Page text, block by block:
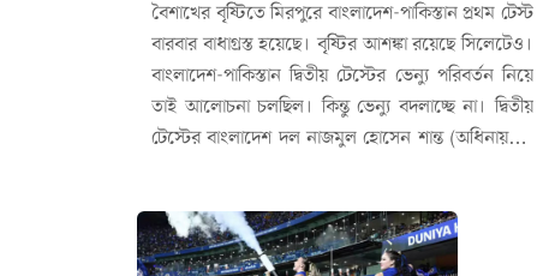
বৈশাখের বৃষ্টিতে মিরপুরে বাংলাদেশ-পাকিস্তান প্রথম টেস্ট
বারবার বাধাগ্রস্ত হয়েছে। বৃষ্টির আশঙ্কা রয়েছে সিলেটেও।
বাংলাদেশ-পাকিস্তান দ্বিতীয় টেস্টের ভেন্যু পরিবর্তন নিয়ে
তাই আলোচনা চলছিল। কিন্তু ভেন্যু বদলাচ্ছে না। দ্বিতীয়
টেস্টের বাংলাদেশ দল নাজমুল হোসেন শান্ত (অধিনায়ক),
অধিনায়ক), তাইজুল ইসলাম, নাঈম হাসান, ইবাদত
হোসেন, শরীফুল ইসলাম, তাসকিন আহমেদ, নাহিদ রানা,